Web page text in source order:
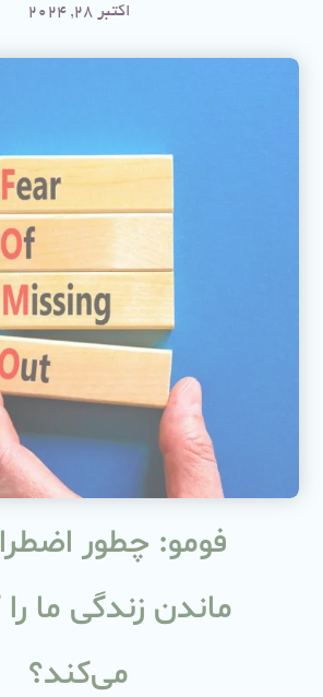
اکتبر 28, 2024
فومو: چطور
ماندن زندگی ما
می‌کند؟